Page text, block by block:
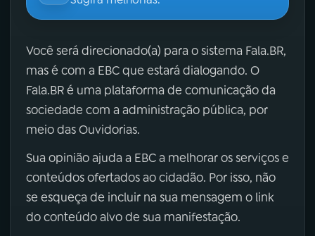
Você será direcionado(a) para o sistema Fala.BR,
mas é com a EBC que estará dialogando. O
Fala.BR é uma plataforma de comunicação da
sociedade com a administração pública, por
meio das Ouvidorias.
Sua opinião ajuda a EBC a melhorar os serviços e
conteúdos ofertados ao cidadão. Por isso, não
se esqueça de incluir na sua mensagem o link
do conteúdo alvo de sua manifestação.